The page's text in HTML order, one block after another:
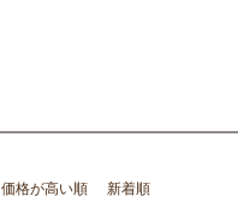
価格が高い順 新着順